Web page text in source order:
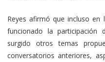
Reyes afirmó que incluso en
funcionado la participación
surgido otros temas
conversatorios anteriores,